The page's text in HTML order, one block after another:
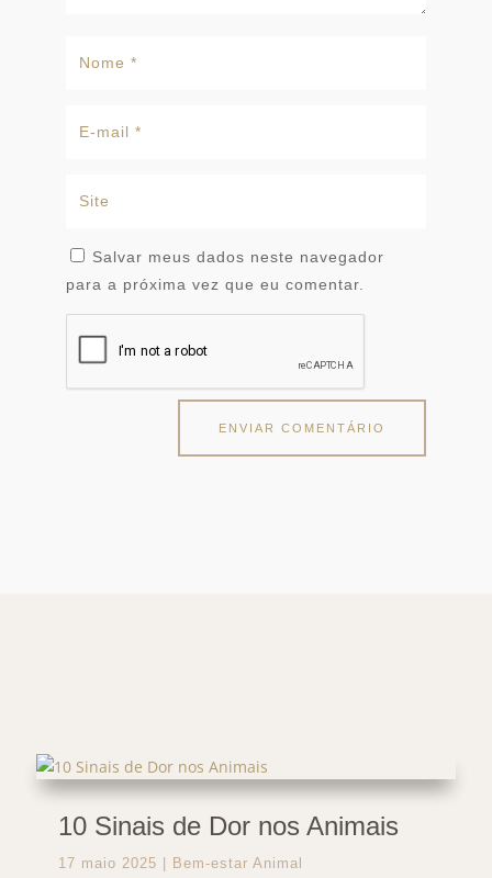
Salvar meus dados neste navegador
para a próxima vez que eu comentar.
ENVIAR COMENTÁRIO
10 Sinais de Dor nos Animais
17 maio 2025 Bem-estar Animal